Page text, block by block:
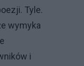
Tyle.
wymyka
i